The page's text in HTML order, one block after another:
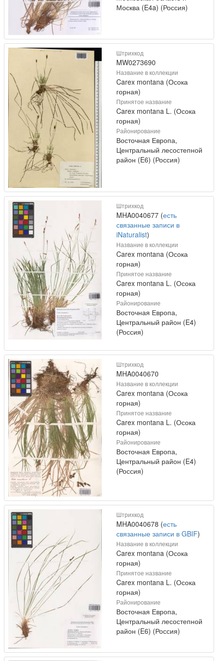
Москва (E4a) (Россия)
Штрихкод
MW0273690
Название в коллекции
Carex montana (Осока
горная)
Принятое название
Carex montana L. (Осока
горная)
Районирование
Восточная Европа,
Центральный лесостепной
район (E6) (Россия)
Штрихкод
MHA0040677 (есть
связанные записи в
iNaturalist)
Название в коллекции
Carex montana (Осока
горная)
Принятое название
Carex montana L. (Осока
горная)
Районирование
Восточная Европа,
Центральный район (E4)
(Россия)
Штрихкод
MHA0040670
Название в коллекции
Carex montana (Осока
горная)
Принятое название
Carex montana L. (Осока
горная)
Районирование
Восточная Европа,
Центральный район (E4)
(Россия)
Штрихкод
MHA0040678 (есть
связанные записи в GBIF)
Название в коллекции
Carex montana (Осока
горная)
Принятое название
Carex montana L. (Осока
горная)
Районирование
Восточная Европа,
Центральный лесостепной
район (E6) (Россия)